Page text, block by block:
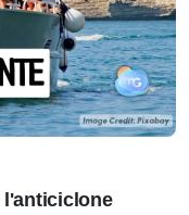
l'anticiclone